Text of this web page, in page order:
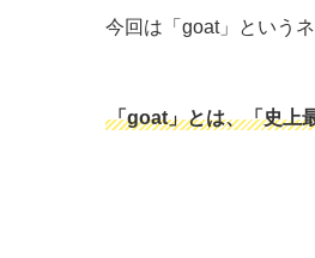
今回は「goat」という
「goat」とは、「史上